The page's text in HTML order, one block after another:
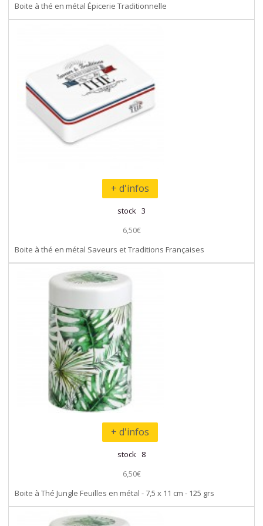
Boite à thé en métal Épicerie Traditionnelle
+ d'infos
stock 3
6,50€
Boite à thé en métal Saveurs et Traditions Françaises
+ d'infos
stock 8
6,50€
Boite à Thé Jungle Feuilles en métal - 7,5 x 11 cm - 125 grs